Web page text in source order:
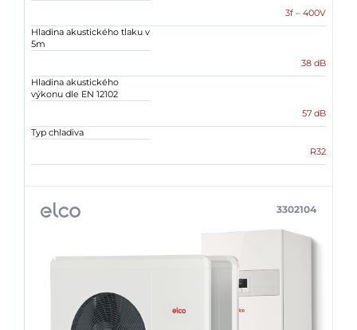
3f – 400V
Hladina akustického tlaku v
5m
38 dB
Hladina akustického
výkonu dle EN 12102
57 dB
Typ chladiva
R32
3302104